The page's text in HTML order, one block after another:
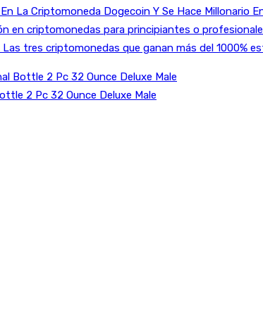
La Criptomoneda Dogecoin Y Se Hace Millonario
en criptomonedas para principiantes o
tres criptomonedas que ganan más del 1000%
Bottle 2 Pc 32 Ounce Deluxe Male
2 Pc 32 Ounce Deluxe Male